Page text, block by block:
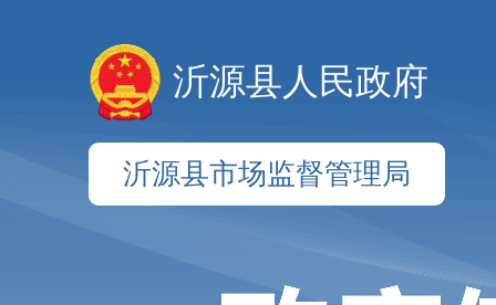
沂源县人民政府
沂源县市场监督管理局